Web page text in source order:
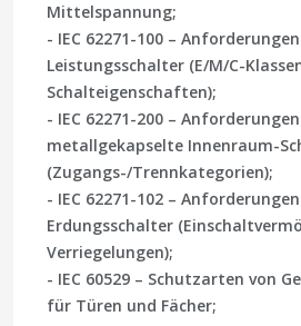
Mittelspannung;
- IEC 62271-100 –
Leistungsschalter (E/M/C-
Schalteigenschaften);
- IEC 62271-200 –
metallgekapselte Innenraum-
(Zugangs-/Trennkategorien);
- IEC 62271-102 –
Erdungsschalter
Verriegelungen);
- IEC 60529 – Schutzarten von
für Türen und Fächer;